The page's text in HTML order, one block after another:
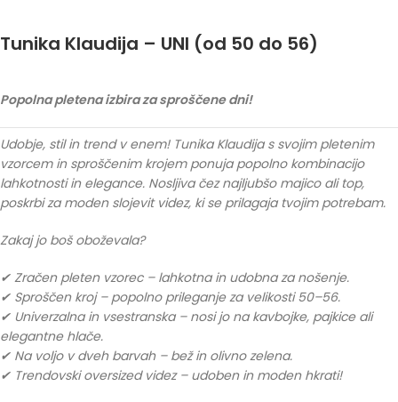
Tunika Klaudija – UNI (od 50 do 56)
Popolna pletena izbira za sproščene dni!
Udobje, stil in trend v enem! Tunika Klaudija s svojim pletenim
vzorcem in sproščenim krojem ponuja popolno kombinacijo
lahkotnosti in elegance. Nosljiva čez najljubšo majico ali top,
poskrbi za moden slojevit videz, ki se prilagaja tvojim potrebam.
Zakaj jo boš oboževala?
✔ Zračen pleten vzorec – lahkotna in udobna za nošenje.
✔ Sproščen kroj – popolno prileganje za velikosti 50–56.
✔ Univerzalna in vsestranska – nosi jo na kavbojke, pajkice ali
elegantne hlače.
✔ Na voljo v dveh barvah – bež in olivno zelena.
✔ Trendovski oversized videz – udoben in moden hkrati!